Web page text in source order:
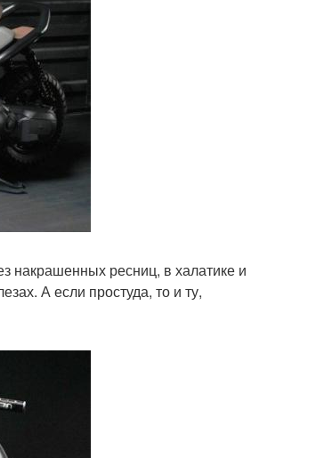
накрашенных ресниц, в халатике и
А если простуда, то и ту,